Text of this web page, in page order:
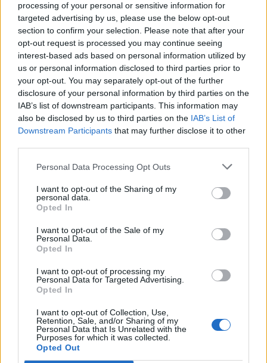
processing of your personal or sensitive information for
targeted advertising by us, please use the below opt-out
section to confirm your selection. Please note that after your
opt-out request is processed you may continue seeing
interest-based ads based on personal information utilized by
us or personal information disclosed to third parties prior to
your opt-out. You may separately opt-out of the further
disclosure of your personal information by third parties on the
IAB’s list of downstream participants. This information may
also be disclosed by us to third parties on the IAB’s List of
Downstream Participants that may further disclose it to other
Personal Data Processing Opt Outs
I want to opt-out of the Sharing of my
personal data.
Opted In
I want to opt-out of the Sale of my
Personal Data.
Opted In
I want to opt-out of processing my
Personal Data for Targeted Advertising.
Opted In
I want to opt-out of Collection, Use,
Retention, Sale, and/or Sharing of my
Personal Data that Is Unrelated with the
Purposes for which it was collected.
Opted Out
Rozpocznij quiz
Siedem filozofii życiowych -
Jakie starożytne bóstwo się
Tobą opiekuje?
Dokończ zdanie i sprawdź,
jaka jest Twoja życiowa